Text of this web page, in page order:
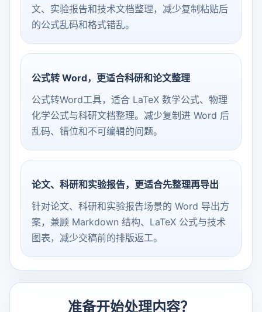
文、实验报告和技术文档整理，减少复制粘贴后
的公式乱码和格式错乱。
公式转 Word，更适合科研和论文整理
公式转Word工具，适合 LaTeX 数学公式、物理
化学公式与科研文档整理。减少复制进 Word 后
乱码、错位和不可编辑的问题。
论文、科研和实验报告，更适合先整理再导出
针对论文、科研和实验报告场景的 Word 导出方
案，兼顾 Markdown 结构、LaTeX 公式与技术
图表，减少交稿前的排版返工。
准备开始处理内容？